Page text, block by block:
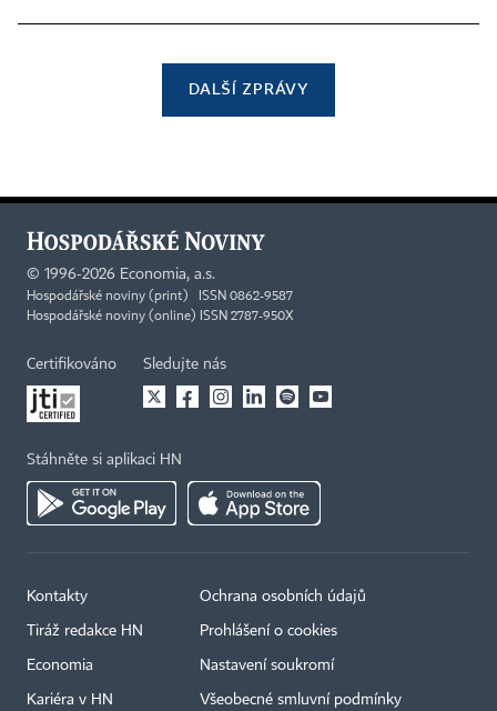
DALŠÍ ZPRÁVY
© 1996-2026 Economia, a.s.
Hospodářské noviny (print) ISSN 0862-9587
Hospodářské noviny (online) ISSN 2787-950X
Certifikováno Sledujte nás
Stáhněte si aplikaci HN
Kontakty
Tiráž redakce HN
Economia
Kariéra v HN
Ochrana osobních údajů
Prohlášení o cookies
Nastavení soukromí
Všeobecné smluvní podmínky